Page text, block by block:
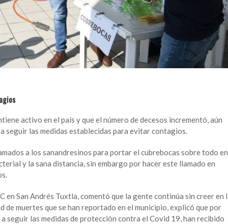
activo en el país y que el número de decesos incrementó, aún
seguir las medidas establecidas para evitar contagios.
a los sanandresinos para portar el cubrebocas sobre todo en
y la sana distancia, sin embargo por hacer este llamado en
en San Andrés Tuxtla, comentó que la gente continúa sin creer en
de muertes que se han reportado en el municipio, explicó que por
seguir las medidas de protección contra el Covid 19, han recibido